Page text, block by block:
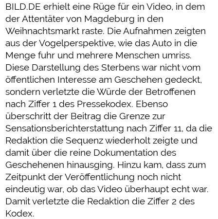
BILD.DE erhielt eine Rüge für ein Video, in dem
der Attentäter von Magdeburg in den
Weihnachtsmarkt raste. Die Aufnahmen zeigten
aus der Vogelperspektive, wie das Auto in die
Menge fuhr und mehrere Menschen umriss.
Diese Darstellung des Sterbens war nicht vom
öffentlichen Interesse am Geschehen gedeckt,
sondern verletzte die Würde der Betroffenen
nach Ziffer 1 des Pressekodex. Ebenso
überschritt der Beitrag die Grenze zur
Sensationsberichterstattung nach Ziffer 11, da die
Redaktion die Sequenz wiederholt zeigte und
damit über die reine Dokumentation des
Geschehenen hinausging. Hinzu kam, dass zum
Zeitpunkt der Veröffentlichung noch nicht
eindeutig war, ob das Video überhaupt echt war.
Damit verletzte die Redaktion die Ziffer 2 des
Kodex.